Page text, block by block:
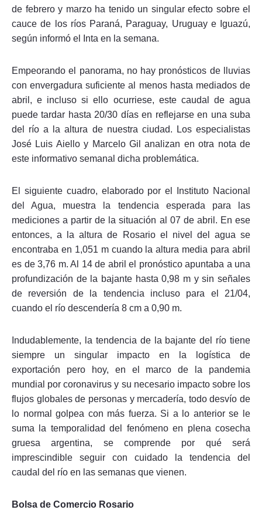
de febrero y marzo ha tenido un singular efecto sobre el
cauce de los ríos Paraná, Paraguay, Uruguay e Iguazú,
según informó el Inta en la semana.
Empeorando el panorama, no hay pronósticos de lluvias
con envergadura suficiente al menos hasta mediados de
abril, e incluso si ello ocurriese, este caudal de agua
puede tardar hasta 20/30 días en reflejarse en una suba
del río a la altura de nuestra ciudad. Los especialistas
José Luis Aiello y Marcelo Gil analizan en otra nota de
este informativo semanal dicha problemática.
El siguiente cuadro, elaborado por el Instituto Nacional
del Agua, muestra la tendencia esperada para las
mediciones a partir de la situación al 07 de abril. En ese
entonces, a la altura de Rosario el nivel del agua se
encontraba en 1,051 m cuando la altura media para abril
es de 3,76 m. Al 14 de abril el pronóstico apuntaba a una
profundización de la bajante hasta 0,98 m y sin señales
de reversión de la tendencia incluso para el 21/04,
cuando el río descendería 8 cm a 0,90 m.
Indudablemente, la tendencia de la bajante del río tiene
siempre un singular impacto en la logística de
exportación pero hoy, en el marco de la pandemia
mundial por coronavirus y su necesario impacto sobre los
flujos globales de personas y mercadería, todo desvío de
lo normal golpea con más fuerza. Si a lo anterior se le
suma la temporalidad del fenómeno en plena cosecha
gruesa argentina, se comprende por qué será
imprescindible seguir con cuidado la tendencia del
caudal del río en las semanas que vienen.
Bolsa de Comercio Rosario